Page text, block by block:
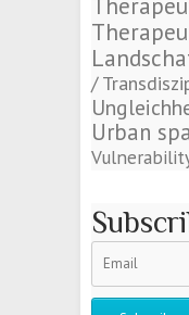
/
Urban